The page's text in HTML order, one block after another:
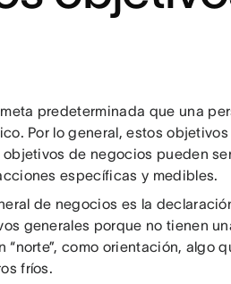
predeterminada que una
Por lo general, estos
objetivos de negocios pueden
específicas y medibles.
de negocios es la
generales porque no tienen
“norte”, como orientación, algo
fríos.